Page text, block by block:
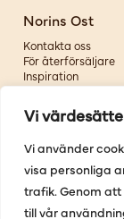
Vi
Vi använder
visa personliga
trafik. Genom
till vår
Norins Ost
Kontakta oss
För återförsäljare
Inspiration
Om oss
Följ oss
Facebook
Instagram